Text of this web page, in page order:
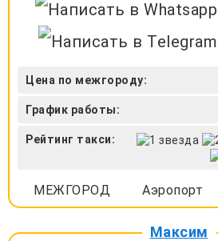
Цена по межгороду:
График работы:
Рейтинг такси:
МЕЖГОРОД Аэропорт
Максим